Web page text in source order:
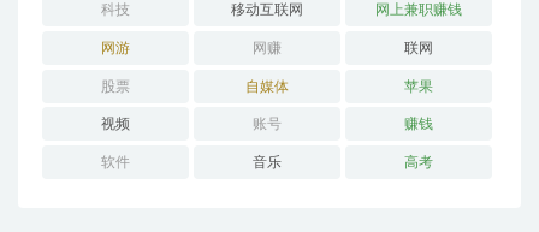
科技 移动互联网 网上兼职赚钱
网游 网赚 联网
股票 自媒体 苹果
视频 账号 赚钱
软件 音乐 高考